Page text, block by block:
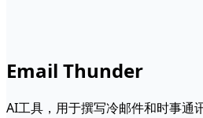
Email Thunder
AI工具，用于撰写冷邮件和时事通